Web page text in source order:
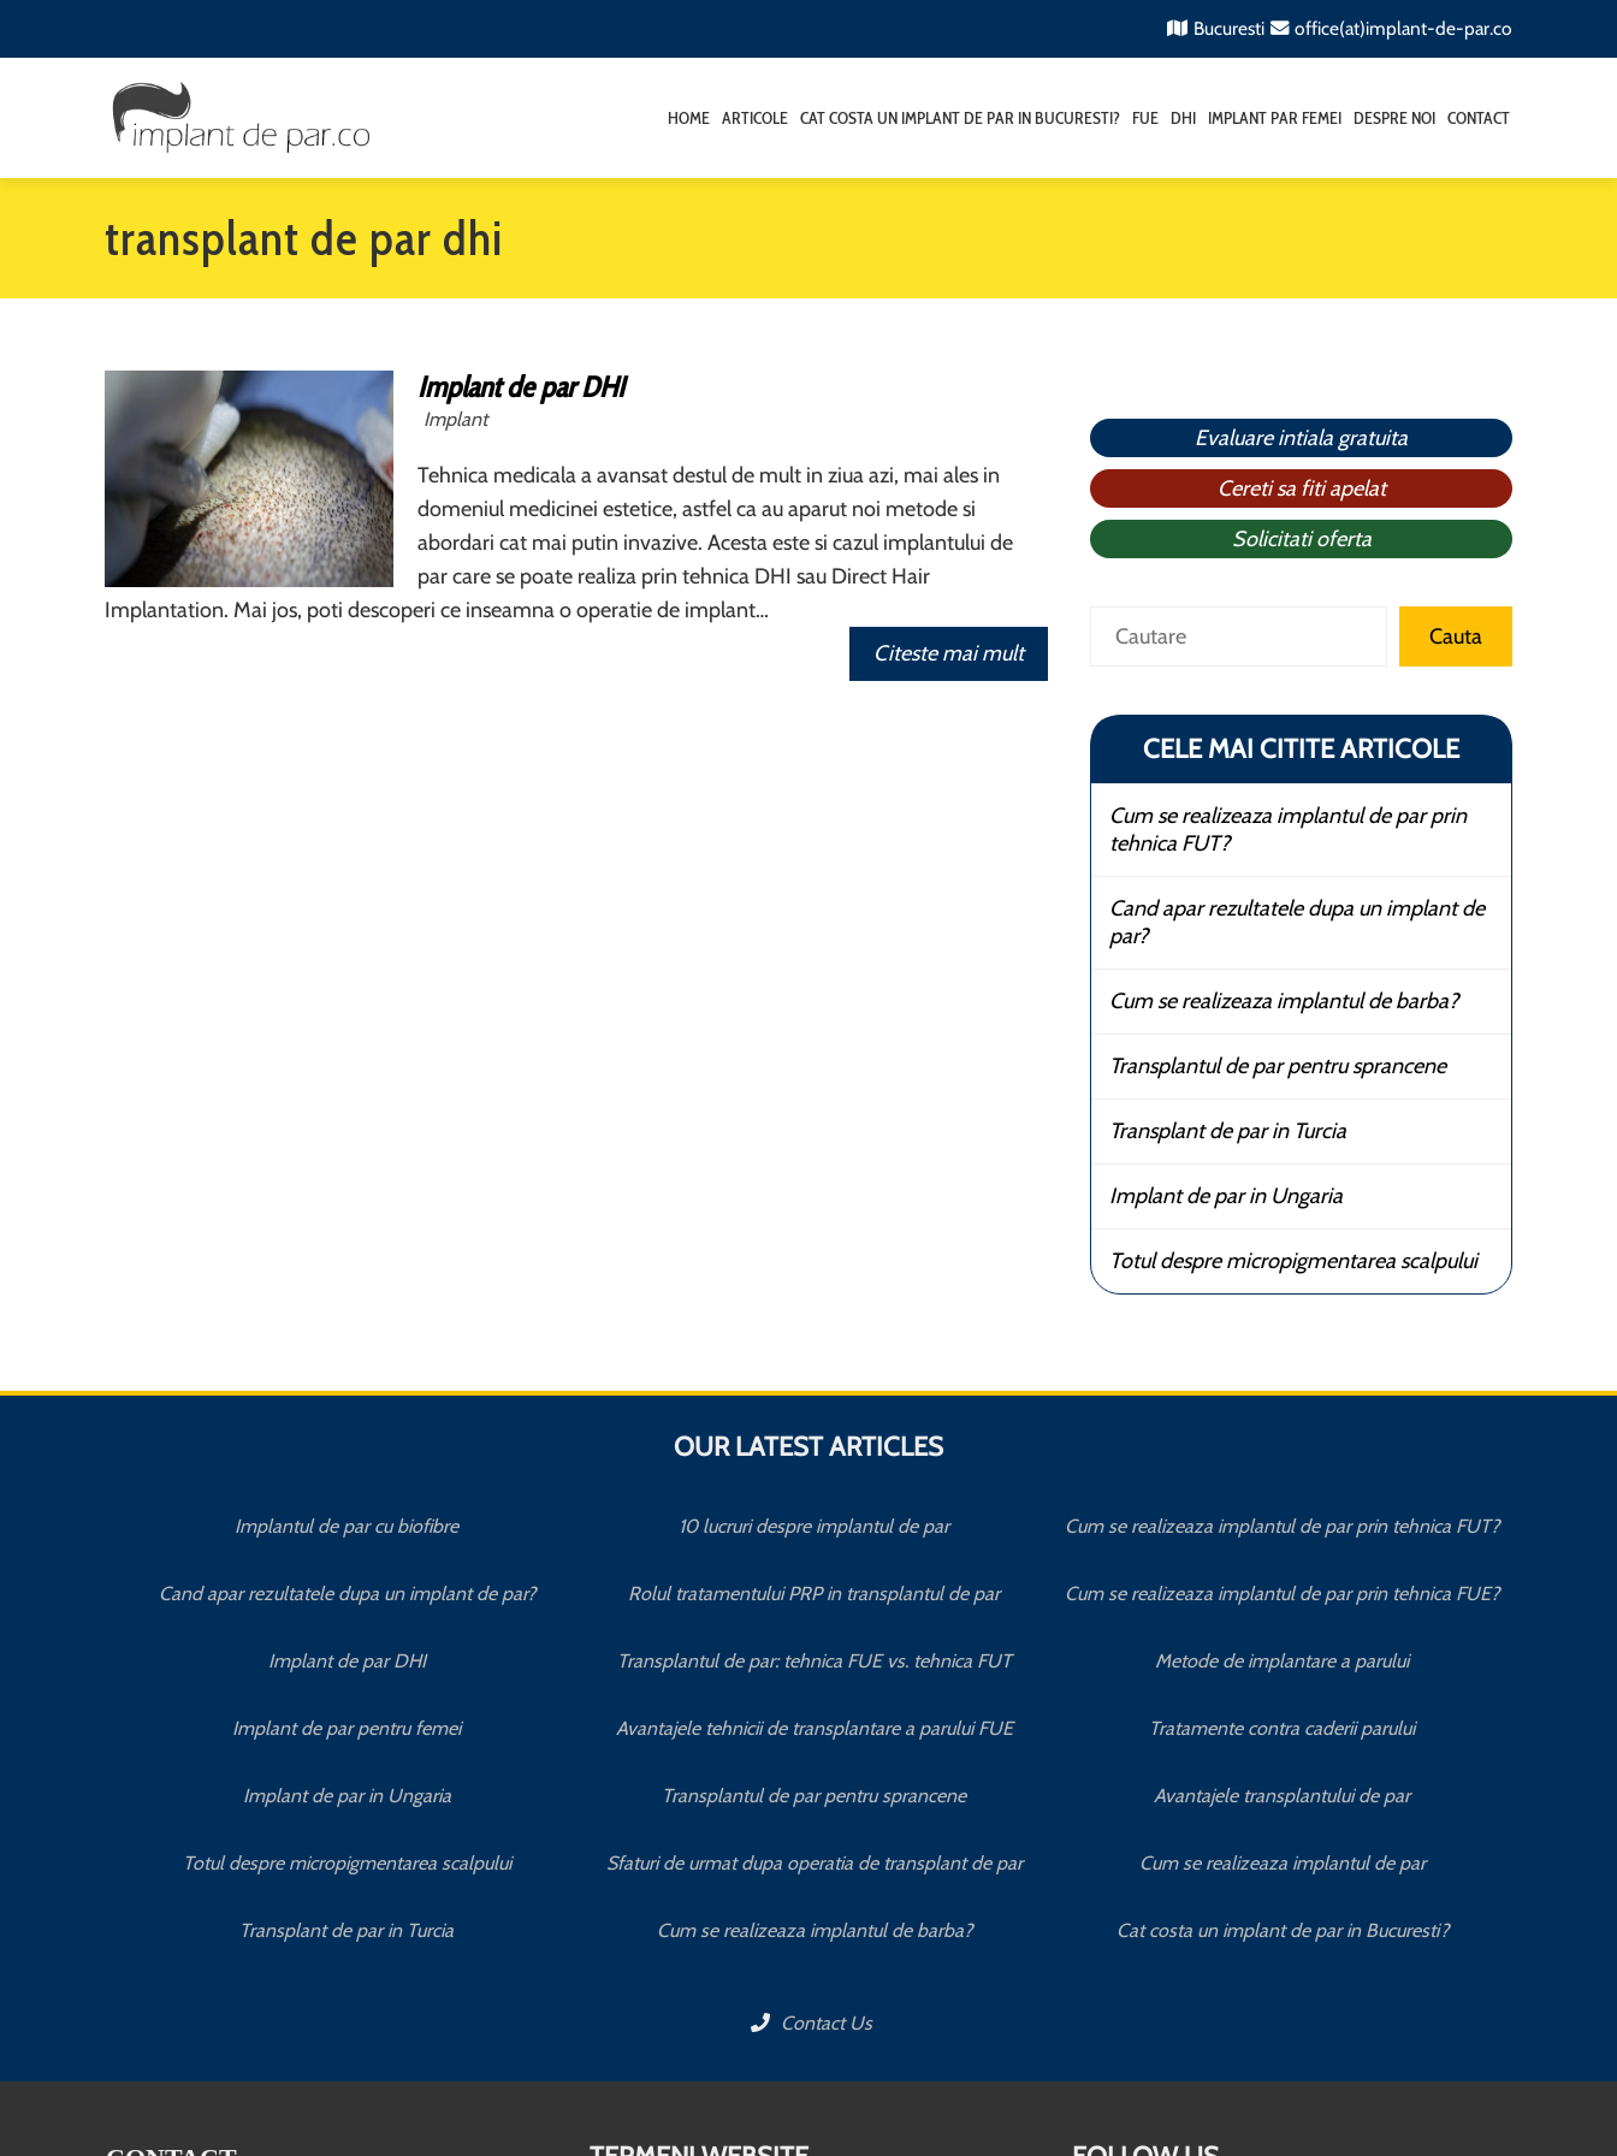
Bucuresti office(at)implant-de-par.co
HOME ARTICOLE CAT COSTA UN IMPLANT DE PAR IN BUCURESTI? FUE DHI IMPLANT PAR FEMEI DESPRE NOI CONTACT
transplant de par dhi
Implant de par DHI
Implant
Tehnica medicala a avansat destul de mult in ziua azi, mai ales in
domeniul medicinei estetice, astfel ca au aparut noi metode si
abordari cat mai putin invazive. Acesta este si cazul implantului de
par care se poate realiza prin tehnica DHI sau Direct Hair
Implantation. Mai jos, poti descoperi ce inseamna o operatie de implant…
Citeste mai mult
Evaluare intiala gratuita
Cereti sa fiti apelat
Solicitati oferta
Caută Cauta
CELE MAI CITITE ARTICOLE
Cum se realizeaza implantul de par prin
tehnica FUT?
Cand apar rezultatele dupa un implant de
par?
Cum se realizeaza implantul de barba?
Transplantul de par pentru sprancene
Transplant de par in Turcia
Implant de par in Ungaria
Totul despre micropigmentarea scalpului
OUR LATEST ARTICLES
Implantul de par cu biofibre
Cand apar rezultatele dupa un implant de par?
Implant de par DHI
Implant de par pentru femei
Implant de par in Ungaria
Totul despre micropigmentarea scalpului
Transplant de par in Turcia
10 lucruri despre implantul de par
Rolul tratamentului PRP in transplantul de par
Transplantul de par: tehnica FUE vs. tehnica FUT
Avantajele tehnicii de transplantare a parului FUE
Transplantul de par pentru sprancene
Sfaturi de urmat dupa operatia de transplant de par
Cum se realizeaza implantul de barba?
Cum se realizeaza implantul de par prin tehnica FUT?
Cum se realizeaza implantul de par prin tehnica FUE?
Metode de implantare a parului
Tratamente contra caderii parului
Avantajele transplantului de par
Cum se realizeaza implantul de par
Cat costa un implant de par in Bucuresti?
Contact Us